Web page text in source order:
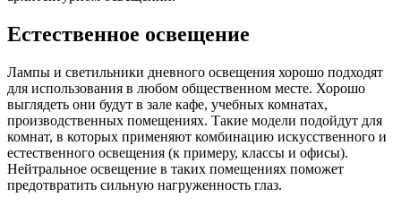
Естественное освещение
Лампы и светильники дневного освещения хорошо подходят
для использования в любом общественном месте. Хорошо
выглядеть они будут в зале кафе, учебных комнатах,
производственных помещениях. Такие модели подойдут для
комнат, в которых применяют комбинацию искусственного и
естественного освещения (к примеру, классы и офисы).
Нейтральное освещение в таких помещениях поможет
предотвратить сильную нагруженность глаз.